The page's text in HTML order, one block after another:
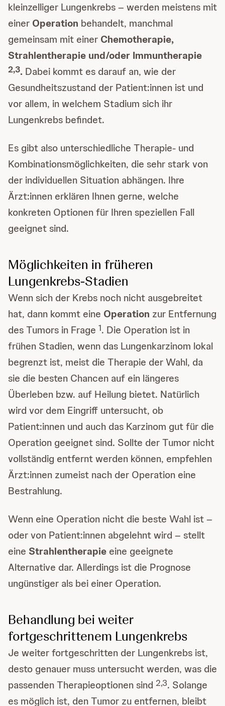
kleinzelliger Lungenkrebs – werden meistens mit
einer Operation behandelt, manchmal
gemeinsam mit einer Chemotherapie,
Strahlentherapie und/oder Immuntherapie
2,3. Dabei kommt es darauf an, wie der
Gesundheitszustand der Patient:innen ist und
vor allem, in welchem Stadium sich ihr
Lungenkrebs befindet.
Es gibt also unterschiedliche Therapie- und
Kombinationsmöglichkeiten, die sehr stark von
der individuellen Situation abhängen. Ihre
Ärzt:innen erklären Ihnen gerne, welche
konkreten Optionen für Ihren speziellen Fall
geeignet sind.
Möglichkeiten in früheren
Lungenkrebs-Stadien
Wenn sich der Krebs noch nicht ausgebreitet
hat, dann kommt eine Operation zur Entfernung
des Tumors in Frage 1. Die Operation ist in
frühen Stadien, wenn das Lungenkarzinom lokal
begrenzt ist, meist die Therapie der Wahl, da
sie die besten Chancen auf ein längeres
Überleben bzw. auf Heilung bietet. Natürlich
wird vor dem Eingriff untersucht, ob
Patient:innen und auch das Karzinom gut für die
Operation geeignet sind. Sollte der Tumor nicht
vollständig entfernt werden können, empfehlen
Ärzt:innen zumeist nach der Operation eine
Bestrahlung.
Wenn eine Operation nicht die beste Wahl ist –
oder von Patient:innen abgelehnt wird – stellt
eine Strahlentherapie eine geeignete
Alternative dar. Allerdings ist die Prognose
ungünstiger als bei einer Operation.
Behandlung bei weiter
fortgeschrittenem Lungenkrebs
Je weiter fortgeschritten der Lungenkrebs ist,
desto genauer muss untersucht werden, was die
passenden Therapieoptionen sind 2,3. Solange
es möglich ist, den Tumor zu entfernen, bleibt